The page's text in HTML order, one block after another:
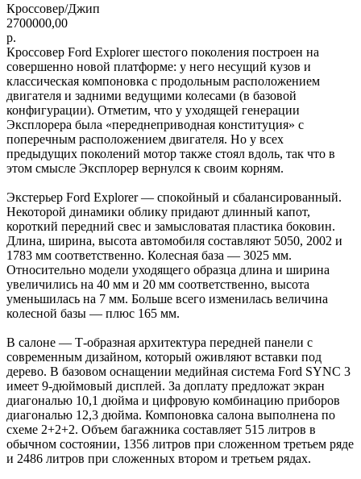
Кроссовер/Джип
2700000,00
р.
Кроссовер Ford Explorer шестого поколения построен на
совершенно новой платформе: у него несущий кузов и
классическая компоновка с продольным расположением
двигателя и задними ведущими колесами (в базовой
конфигурации). Отметим, что у уходящей генерации
Эксплорера была «переднеприводная конституция» с
поперечным расположением двигателя. Но у всех
предыдущих поколений мотор также стоял вдоль, так что в
этом смысле Эксплорер вернулся к своим корням.
Экстерьер Ford Explorer — спокойный и сбалансированный.
Некоторой динамики облику придают длинный капот,
короткий передний свес и замысловатая пластика боковин.
Длина, ширина, высота автомобиля составляют 5050, 2002 и
1783 мм соответственно. Колесная база — 3025 мм.
Относительно модели уходящего образца длина и ширина
увеличились на 40 мм и 20 мм соответственно, высота
уменьшилась на 7 мм. Больше всего изменилась величина
колесной базы — плюс 165 мм.
В салоне — Т-образная архитектура передней панели с
современным дизайном, который оживляют вставки под
дерево. В базовом оснащении медийная система Ford SYNC 3
имеет 9-дюймовый дисплей. За доплату предложат экран
диагональю 10,1 дюйма и цифровую комбинацию приборов
диагональю 12,3 дюйма. Компоновка салона выполнена по
схеме 2+2+2. Объем багажника составляет 515 литров в
обычном состоянии, 1356 литров при сложенном третьем ряде
и 2486 литров при сложенных втором и третьем рядах.